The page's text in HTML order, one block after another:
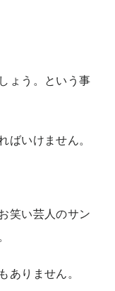
ょう。という事
ばいけません。
笑い芸人のサン
ありません。